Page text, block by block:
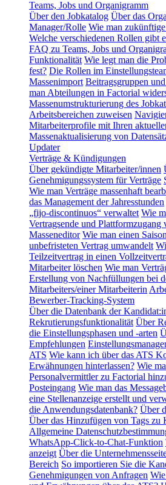
Teams, Jobs und Organigramm
Über den Jobkatalog Über das
Manager/Rolle Wie man
Welche verschiedenen Rollen gibt
FAQ zu Teams, Jobs und
Funktionalität Wie legt man die
fest? Die Rollen im
Massenimport Beitragsgruppen
man Abteilungen in Factorial
Massenumstrukturierung des
Arbeitsbereichen zuweisen
Mitarbeiterprofile mit Ihren
Massenaktualisierung von
Updater
Verträge & Kündigungen
Über gekündigte Mitarbeiter/innen
Genehmigungssystem für Verträge
Wie man Verträge massenhaft
das Management der Jahresstunden
„fijo-discontinuos“ verwaltet Wie
Vertragsende und Plattformzugang
Masseneditor Wie man einen
unbefristeten Vertrag umwandelt
Teilzeitvertrag in einen
Mitarbeiter löschen Wie man
Erstellung von Nachfüllungen bei
Mitarbeiters/einer Mitarbeiterin
Bewerber-Tracking-System
Über die Datenbank der
Rekrutierungsfunktionalität Über
die Einstellungsphasen und -arten
Empfehlungen
ATS Wie kann ich über das ATS
Erwähnungen hinterlassen? Wie
Personalvermittler zu Factorial
Posteingang Wie man das
eine Stellenanzeige erstellt und
die Anwendungsdatenbank? Über
Über das Hinzufügen von Tags zu
Allgemeine
WhatsApp-Click-to-Chat-Funktion
anzeigt Über die
Bereich So importieren Sie die
Genehmigungen von Anfragen